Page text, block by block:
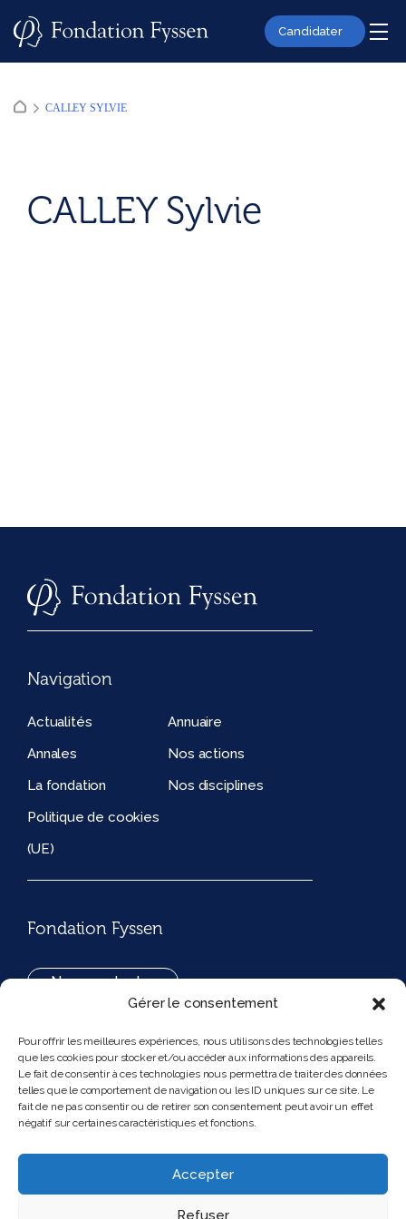
Gérer le consentement
Pour offrir les meilleures expériences, nous utilisons des technologies telles
que les cookies pour stocker et/ou accéder aux informations des appareils.
Le fait de consentir à ces technologies nous permettra de traiter des données
telles que le comportement de navigation ou les ID uniques sur ce site. Le
fait de ne pas consentir ou de retirer son consentement peut avoir un effet
négatif sur certaines caractéristiques et fonctions.
Accepter
Refuser
Candidater
CALLEY SYLVIE
CALLEY Sylvie
Navigation
Actualités
Annuaire
Annales
Nos actions
La fondation
Nos disciplines
Politique de cookies
(UE)
Fondation Fyssen
Nous contacter
194, rue de Rivoli 75001 Paris France
Nous suivre